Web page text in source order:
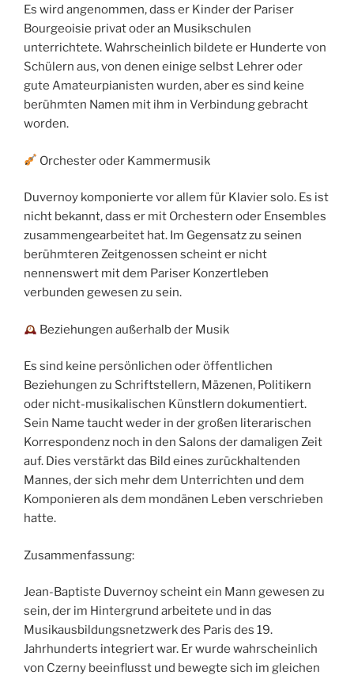
Es wird angenommen, dass er Kinder der Pariser
Bourgeoisie privat oder an Musikschulen
unterrichtete. Wahrscheinlich bildete er Hunderte von
Schülern aus, von denen einige selbst Lehrer oder
gute Amateurpianisten wurden, aber es sind keine
berühmten Namen mit ihm in Verbindung gebracht
worden.
Orchester oder Kammermusik
Duvernoy komponierte vor allem für Klavier solo. Es ist
nicht bekannt, dass er mit Orchestern oder Ensembles
zusammengearbeitet hat. Im Gegensatz zu seinen
berühmteren Zeitgenossen scheint er nicht
nennenswert mit dem Pariser Konzertleben
verbunden gewesen zu sein.
Beziehungen außerhalb der Musik
Es sind keine persönlichen oder öffentlichen
Beziehungen zu Schriftstellern, Mäzenen, Politikern
oder nicht-musikalischen Künstlern dokumentiert.
Sein Name taucht weder in der großen literarischen
Korrespondenz noch in den Salons der damaligen Zeit
auf. Dies verstärkt das Bild eines zurückhaltenden
Mannes, der sich mehr dem Unterrichten und dem
Komponieren als dem mondänen Leben verschrieben
hatte.
Zusammenfassung:
Jean-Baptiste Duvernoy scheint ein Mann gewesen zu
sein, der im Hintergrund arbeitete und in das
Musikausbildungsnetzwerk des Paris des 19.
Jahrhunderts integriert war. Er wurde wahrscheinlich
von Czerny beeinflusst und bewegte sich im gleichen